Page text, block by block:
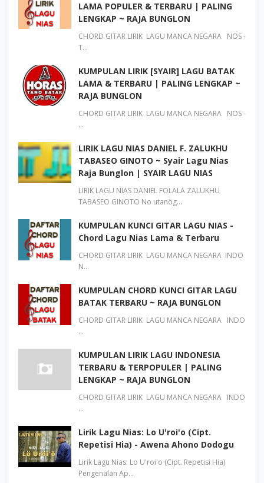
LAMA POPULER & TERBARU | PALING
LENGKAP ~ RAJA BUNGLON
CHORD GITAR LIRIK LAGU MANCA NEGARA NOS -
T…
KUMPULAN LIRIK [SYAIR] LAGU BATAK
LAMA & TERBARU | PALING LENGKAP ~
RAJA BUNGLON
CHORD GITAR LIRIK LAGU MANCA NEGARA NOS -
…
LIRIK LAGU NIAS DANIEL F. ZALUKHU
TABASEO GINOTO ~ Syair Lagu Nias
Raja Bunglon | SYAIR LAGU NIAS
LIRIK LAGU NIAS DANIEL FOLALA ZALUKHU
TABASEO GINOTO No utanög…
KUMPULAN KUNCI GITAR LAGU NIAS -
Chord Lagu Nias Lama & Terbaru
CHORD GITAR LIRIK LAGU MANCA NEGARA INDO
N…
KUMPULAN CHORD KUNCI GITAR LAGU
BATAK TERBARU ~ RAJA BUNGLON
CHORD GITAR LIRIK LAGU MANCA NEGARA INDO
…
KUMPULAN LIRIK LAGU INDONESIA
TERBARU & TERPOPULER | PALING
LENGKAP ~ RAJA BUNGLON
CHORD GITAR LIRIK LAGU MANCA NEGARA INDO
…
Lirik Lagu Nias: Lo U'roi'o (Cipt.
Repetisi Hia) - Awena Ahono Dodogu
Lirik Lagu Nias: Lo U'roi'o (Cipt. Repetisi Hia)
Pengenalan Ap…